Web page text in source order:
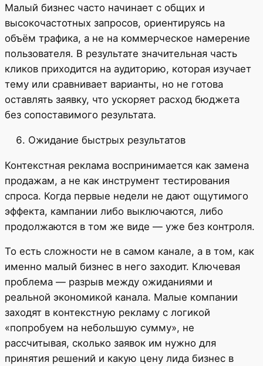
Малый бизнес часто начинает с общих и
высокочастотных запросов, ориентируясь на
объём трафика, а не на коммерческое намерение
пользователя. В результате значительная часть
кликов приходится на аудиторию, которая изучает
тему или сравнивает варианты, но не готова
оставлять заявку, что ускоряет расход бюджета
без сопоставимого результата.
Ожидание быстрых результатов
Контекстная реклама воспринимается как замена
продажам, а не как инструмент тестирования
спроса. Когда первые недели не дают ощутимого
эффекта, кампании либо выключаются, либо
продолжаются в том же виде — уже без контроля.
То есть сложности не в самом канале, а в том, как
именно малый бизнес в него заходит. Ключевая
проблема — разрыв между ожиданиями и
реальной экономикой канала. Малые компании
заходят в контекстную рекламу с логикой
«попробуем на небольшую сумму», не
рассчитывая, сколько заявок им нужно для
принятия решений и какую цену лида бизнес в